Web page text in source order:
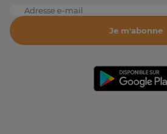
Adresse e-mail
Je m'abonne